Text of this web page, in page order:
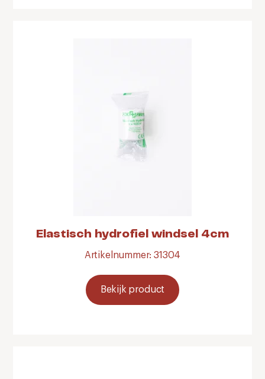
Elastisch hydrofiel windsel 4cm
Artikelnummer: 31304
Bekijk product